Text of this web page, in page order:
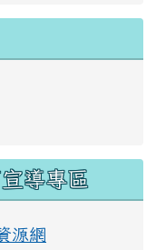
導專區
源網